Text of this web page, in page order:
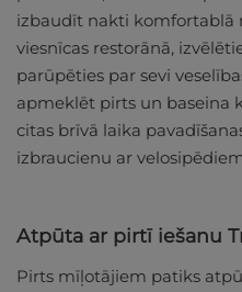
izbaudīt nakti
viesnīcas restorānā,
parūpēties par sevi
apmeklēt pirts un baseina
citas brīvā laika
izbraucienu ar
Atpūta ar pirtī iešanu
Pirts mīļotājiem patiks